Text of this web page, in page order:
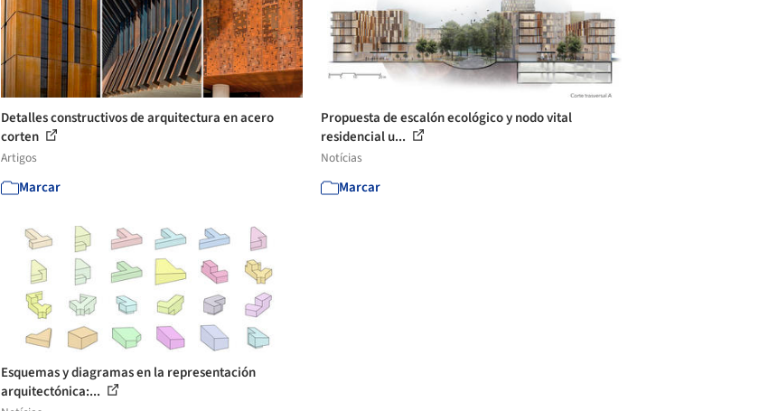
Detalles constructivos de arquitectura en acero
corten
Artigos
Marcar
Propuesta de escalón ecológico y nodo vital
residencial u...
Notícias
Marcar
Esquemas y diagramas en la representación
arquitectónica:...